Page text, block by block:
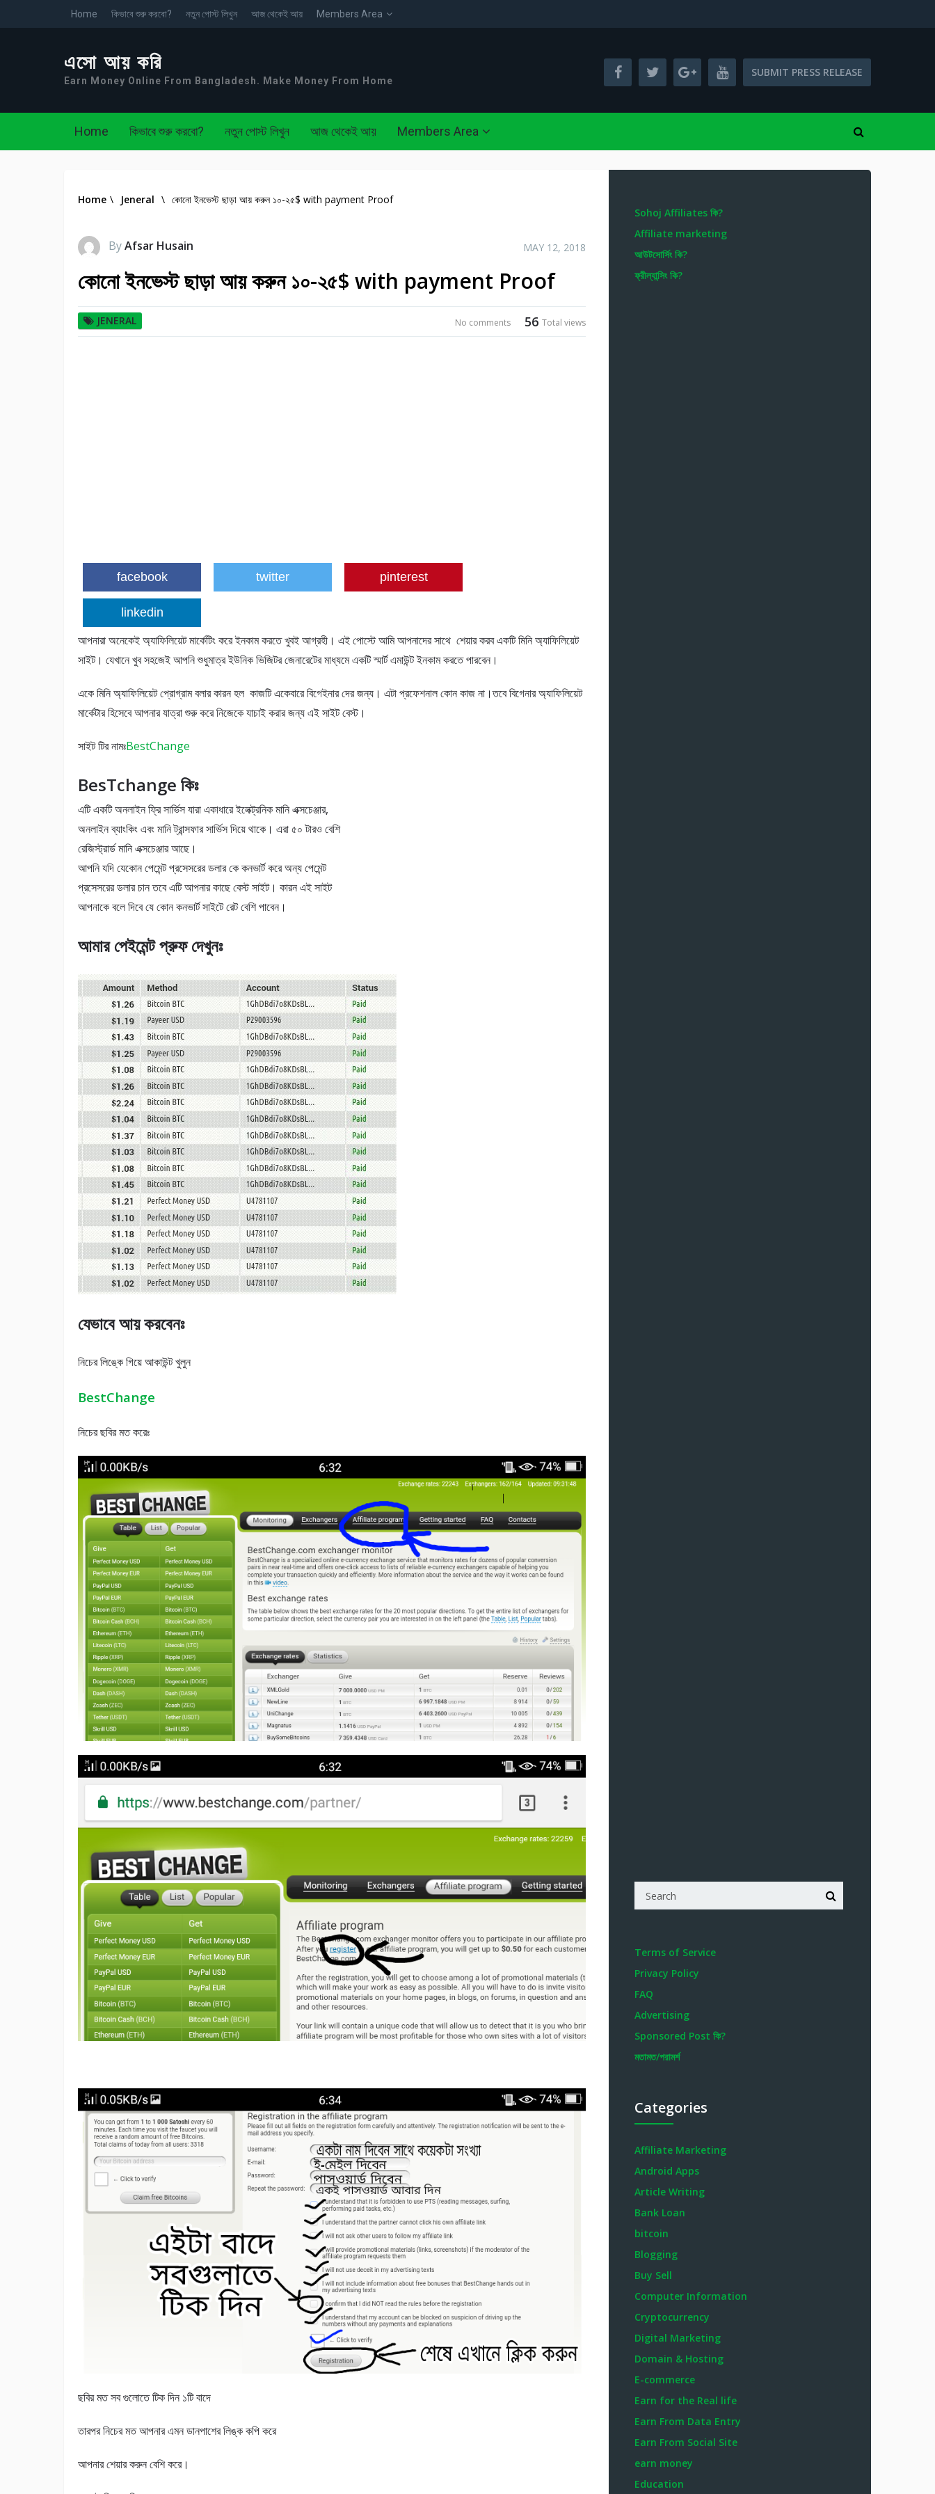
Home কিভাবে শুরু করবো? নতুন পোস্ট লিখুন আজ থেকেই আয় Members Area
এসো আয় করি
Earn Money Online From Bangladesh. Make Money From Home
SUBMIT PRESS RELEASE
Home কিভাবে শুরু করবো? নতুন পোস্ট লিখুন আজ থেকেই আয় Members Area
Home \ Jeneral \ কোনো ইনভেস্ট ছাড়া আয় করুন ১০-২৫$ with payment Proof
ByAfsar Husain MAY 12, 2018
কোনো ইনভেস্ট ছাড়া আয় করুন ১০-২৫$ with payment Proof
JENERAL 56 Total views
No comments
facebook twitter pinterest
linkedin
আপনারা অনেকেই অ্যাফিলিয়েট মার্কেটিং করে ইনকাম করতে খুবই আগ্রহী। এই পোস্টে আমি আপনাদের সাথে শেয়ার করব একটি মিনি অ্যাফিলিয়েট
সাইট। যেখানে খুব সহজেই আপনি শুধুমাত্র ইউনিক ভিজিটর জেনারেটের মাধ্যমে একটি স্মার্ট এমাউন্ট ইনকাম করতে পারবেন।
একে মিনি অ্যাফিলিয়েট প্রোগ্রাম বলার কারন হল কাজটি একেবারে বিগেইনার দের জন্য। এটা প্রফেশনাল কোন কাজ না।তবে বিগেনার অ্যাফিলিয়েট
মার্কেটার হিসেবে আপনার যাত্রা শুরু করে নিজেকে যাচাই করার জন্য এই সাইট বেস্ট।
সাইট টির নামঃBestChange
BesTchange কিঃ
এটি একটি অনলাইন ফ্রি সার্ভিস যারা একাধারে ইলেক্ট্রনিক মানি এক্সচেঞ্জার,
অনলাইন ব্যাংকিং এবং মানি ট্রান্সফার সার্ভিস দিয়ে থাকে। এরা ৫০ টারও বেশি
রেজিস্ট্রার্ড মানি এক্সচেঞ্জার আছে।
আপনি যদি যেকোন পেমেন্ট প্রসেসরের ডলার কে কনভার্ট করে অন্য পেমেন্ট
প্রসেসরের ডলার চান তবে এটি আপনার কাছে বেস্ট সাইট। কারন এই সাইট
আপনাকে বলে দিবে যে কোন কনভার্ট সাইটে রেট বেশি পাবেন।
আমার পেইমেন্ট প্রুফ দেখুনঃ
যেভাবে আয় করবেনঃ
নিচের লিঙ্কে গিয়ে আকাউন্ট খুলুন
BestChange
নিচের ছবির মত করেঃ
ছবির মত সব গুলোতে টিক দিন ১টি বাদে
তারপর নিচের মত আপনার এমন ডানপাশের লিঙ্ক কপি করে
আপনার শেয়ার করুন বেশি করে।
Sohoj Affiliates কি?
Affiliate marketing
আউটসোর্সিং কি?
ফ্রীল্যান্সিং কি?
Terms of Service
Privacy Policy
FAQ
Advertising
Sponsored Post কি?
মতামত/পরামর্শ
Categories
Affiliate Marketing
Android Apps
Article Writing
Bank Loan
bitcoin
Blogging
Buy Sell
Computer Information
Cryptocurrency
Digital Marketing
Domain & Hosting
E-commerce
Earn for the Real life
Earn From Data Entry
Earn From Social Site
earn money
Education